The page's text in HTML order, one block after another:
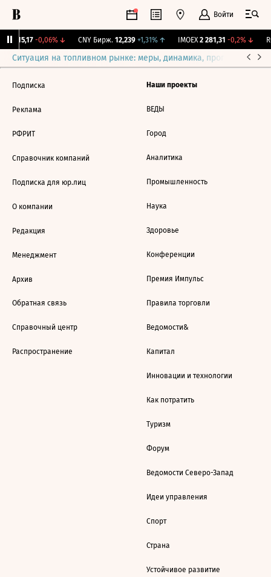
Войти
115,17 -0,06%↓ CNY Бирж. 12,239 +1,31%↑ IMOEX 2 281,31 -0,2%↓
Ситуация на топливном рынке: меры, динамика, прогнозы
Подписка
Реклама
РФРИТ
Справочник компаний
Подписка для юр.лиц
О компании
Редакция
Менеджмент
Архив
Обратная связь
Справочный центр
Распространение
Наши проекты
ВЕДЫ
Город
Аналитика
Промышленность
Наука
Здоровье
Конференции
Премия Импульс
Правила торговли
Ведомости&
Капитал
Инновации и технологии
Как потратить
Туризм
Форум
Ведомости Северо-Запад
Идеи управления
Спорт
Страна
Устойчивое развитие